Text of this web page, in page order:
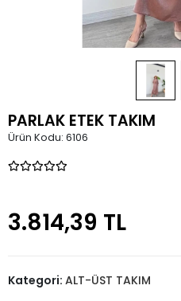
PARLAK ETEK TAKIM
Ürün Kodu: 6106
3.814,39 TL
Kategori: ALT-ÜST TAKIM